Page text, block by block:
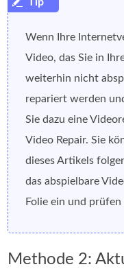
Wenn Ihre
Video, das Sie in
weiterhin nicht
repariert werden
Sie dazu eine
Video Repair. Sie
dieses Artikels
das abspielbare
Folie ein und
Methode 2: